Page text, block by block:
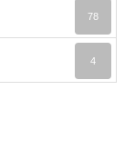
78
4